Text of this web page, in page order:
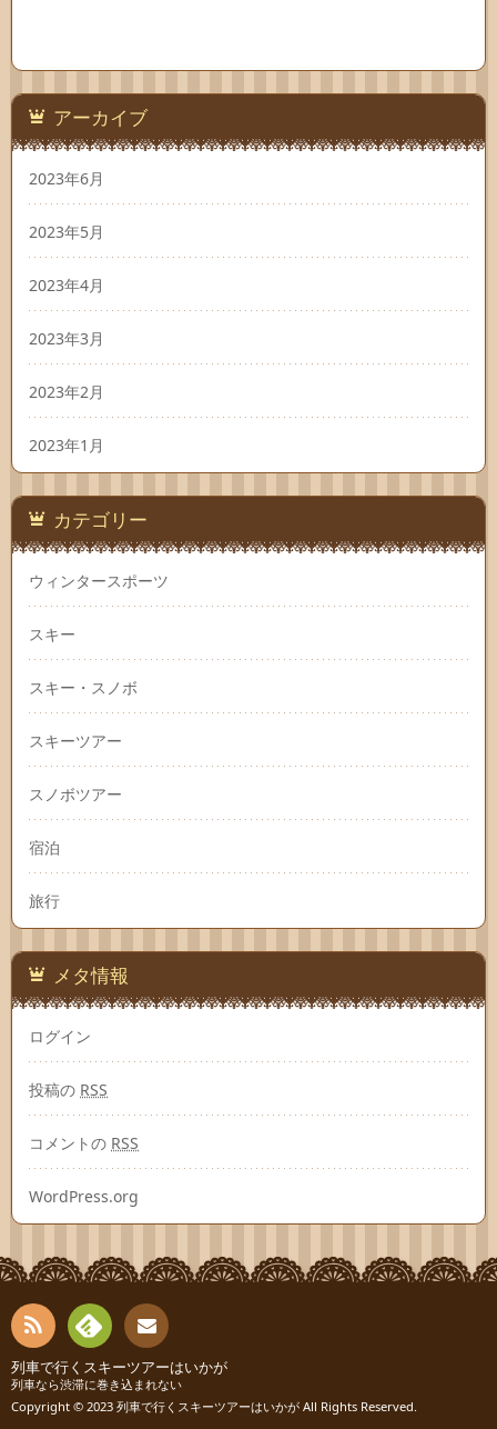
アーカイブ
2023年6月
2023年5月
2023年4月
2023年3月
2023年2月
2023年1月
カテゴリー
ウィンタースポーツ
スキー
スキー・スノボ
スキーツアー
スノボツアー
宿泊
旅行
メタ情報
ログイン
投稿の RSS
コメントの RSS
WordPress.org
RSS
Fee
dly
お問
い合
列車で行くスキーツアーはいかが
列車なら渋滞に巻き込まれない
Copyright © 2023 列車で行くスキーツアーはいかが All Rights Reserved.